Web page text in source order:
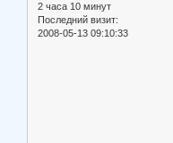
2 часа 10 минут
Последний визит:
2008-05-13 09:10:33